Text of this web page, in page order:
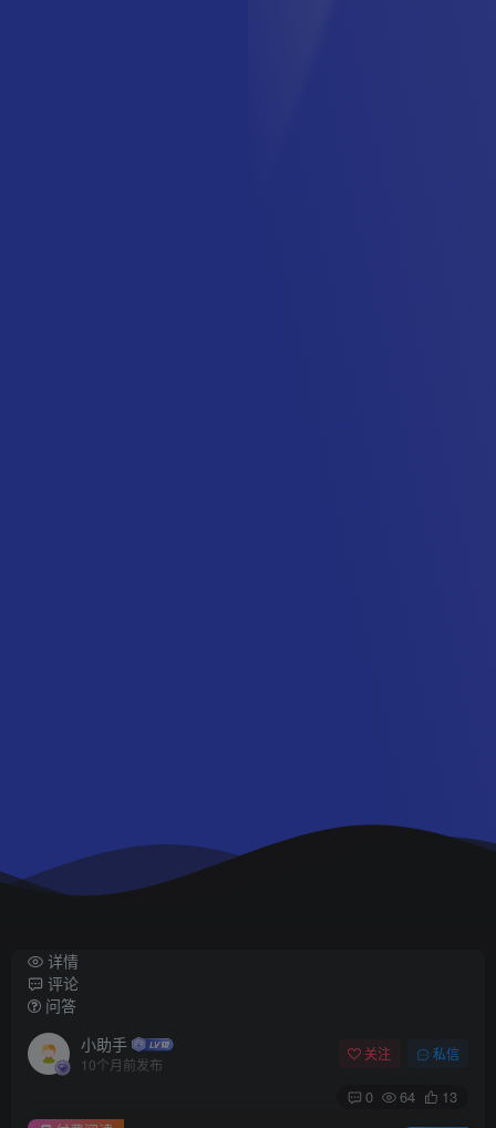
详情
评论
问答
小助手
10个月前发布
关注 私信
0 64
13